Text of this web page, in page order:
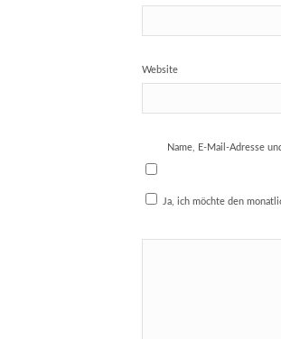
Website
Name, E-Mail-Adresse
Ja, ich möchte den